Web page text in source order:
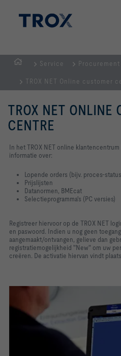
Service Procurement
TROX NET Online customer
TROX NET ONLINE
CENTRE
In het TROX NET online
informatie over:
Lopende orders (bijv. proces-
Prijslijsten
Datanormen, BMEcat
Selectieprogramma's (PC versies)
Registreer hiervoor op de TROX NET
en paswoord. Indien u nog geen
aangemaakt/ontvangen, gelieve dan
registratiemogelijkheid "New" om uw
creëren. De activatie hiervan vindt